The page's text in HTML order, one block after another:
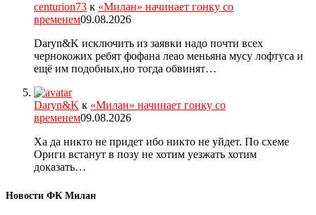
centurion73 к «Милан» начинает гонку со
временем09.08.2026
Daryn&K исключить из заявки надо почти всех
чернокожих ребят фофана леао меньяна мусу лофтуса и
ещё им подобных,но тогда обвинят…
Daryn&K к «Милан» начинает гонку со
временем09.08.2026
Ха да никто не придет ибо никто не уйдет. По схеме
Ориги встанут в позу не хотим уезжать хотим
доказать…
Новости ФК Милан